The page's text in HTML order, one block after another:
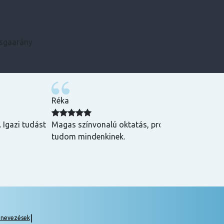
ajánlani
Kármen
Minden szükséges infót előre megkaptam,
csak ajánlani tudom! ☺️
|